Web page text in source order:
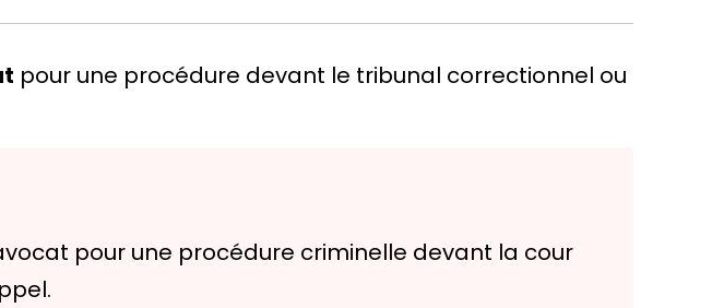
pour une procédure devant le tribunal correctionnel ou
pour une procédure criminelle devant la cour